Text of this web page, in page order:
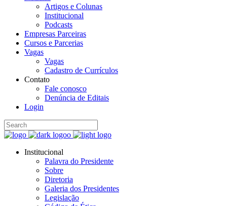
Artigos e Colunas
Institucional
Podcasts
Empresas Parceiras
Cursos e Parcerias
Vagas
Vagas
Cadastro de Currículos
Contato
Fale conosco
Denúncia de Editais
Login
Institucional
Palavra do Presidente
Sobre
Diretoria
Galeria dos Presidentes
Legislação